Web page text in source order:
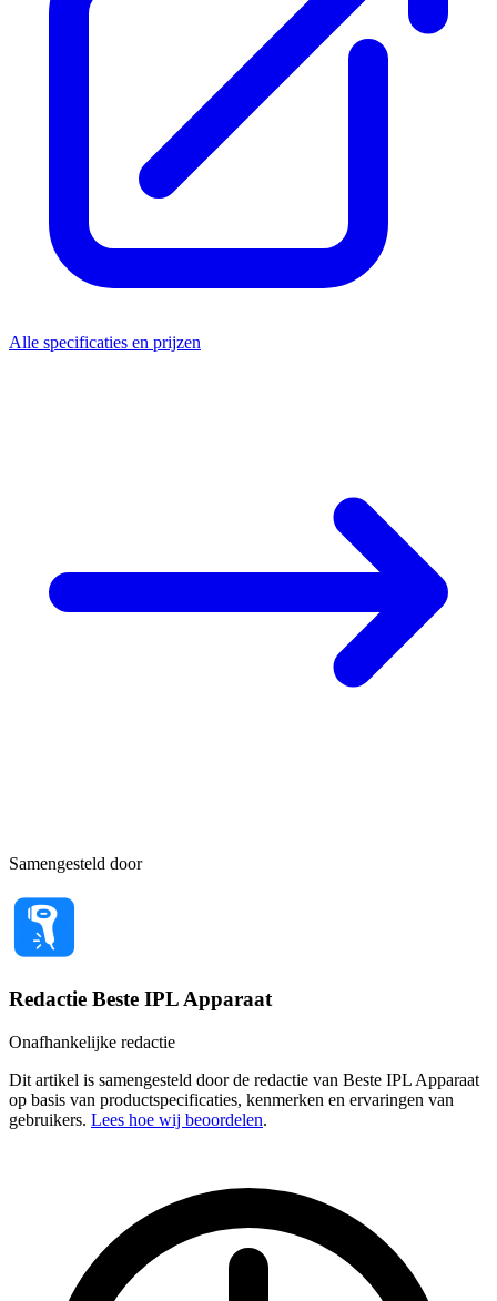
Alle specificaties en prijzen
Samengesteld door
Redactie Beste IPL Apparaat
Onafhankelijke redactie
Dit artikel is samengesteld door de redactie van Beste IPL Apparaat
op basis van productspecificaties, kenmerken en ervaringen van
gebruikers. Lees hoe wij beoordelen.